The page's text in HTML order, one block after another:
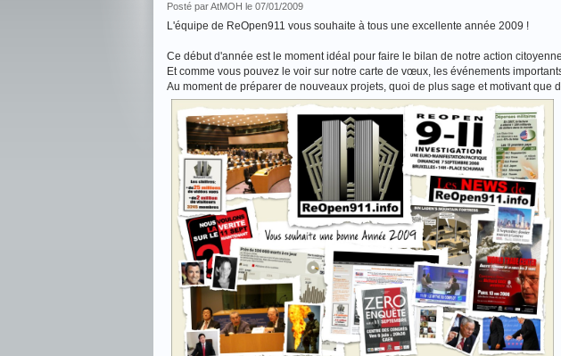
Posté par AtMOH le 07/01/2009
L'équipe de ReOpen911 vous souhaite à tous une excellente année 2009 !
Ce début d'année est le moment idéal pour faire le bilan de notre action
Et comme vous pouvez le voir sur notre carte de vœux, les événements
Au moment de préparer de nouveaux projets, quoi de plus sage et motivant que